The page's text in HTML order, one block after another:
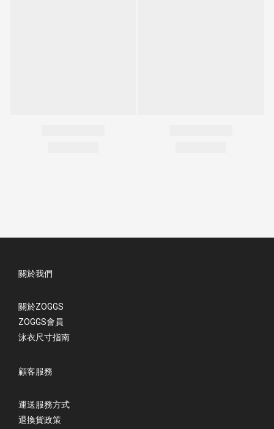
關於我們
關於ZOGGS
ZOGGS會員
泳衣尺寸指南
顧客服務
運送服務方式
退換貨政策